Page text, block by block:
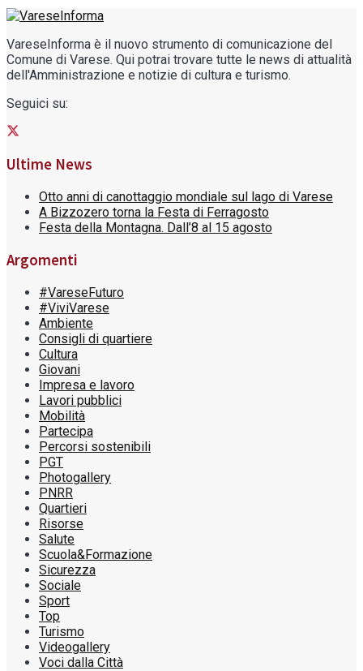
VareseInforma è il nuovo strumento di comunicazione del
Comune di Varese. Qui potrai trovare tutte le news di attualità
dell'Amministrazione e notizie di cultura e turismo.
Seguici su:
Ultime News
Otto anni di canottaggio mondiale sul lago di Varese
A Bizzozero torna la Festa di Ferragosto
Festa della Montagna. Dall’8 al 15 agosto
Argomenti
#VareseFuturo
#ViviVarese
Ambiente
Consigli di quartiere
Cultura
Giovani
Impresa e lavoro
Lavori pubblici
Mobilità
Partecipa
Percorsi sostenibili
PGT
Photogallery
PNRR
Quartieri
Risorse
Salute
Scuola&Formazione
Sicurezza
Sociale
Sport
Top
Turismo
Videogallery
Voci dalla Città